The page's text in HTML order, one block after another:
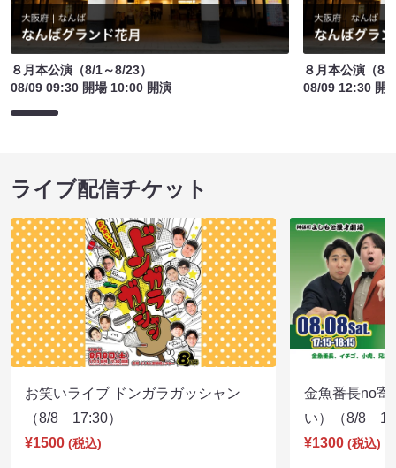
８月本公演（8/1～8/23）
08/09 09:30 開場 10:00 開演
８月本公演（8/
08/09 12:30 開
ライブ配信チケット
お笑いライブ ドンガラガッシャン
（8/8 17:30）
¥1500 (税込)
金魚番長no寄
い）（8/8
¥1300 (税込)